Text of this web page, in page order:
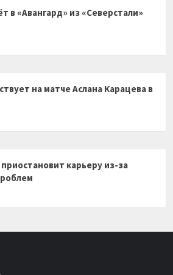
в «Авангард» из «Северстали»
на матче Аслана Карацева в
карьеру из-за